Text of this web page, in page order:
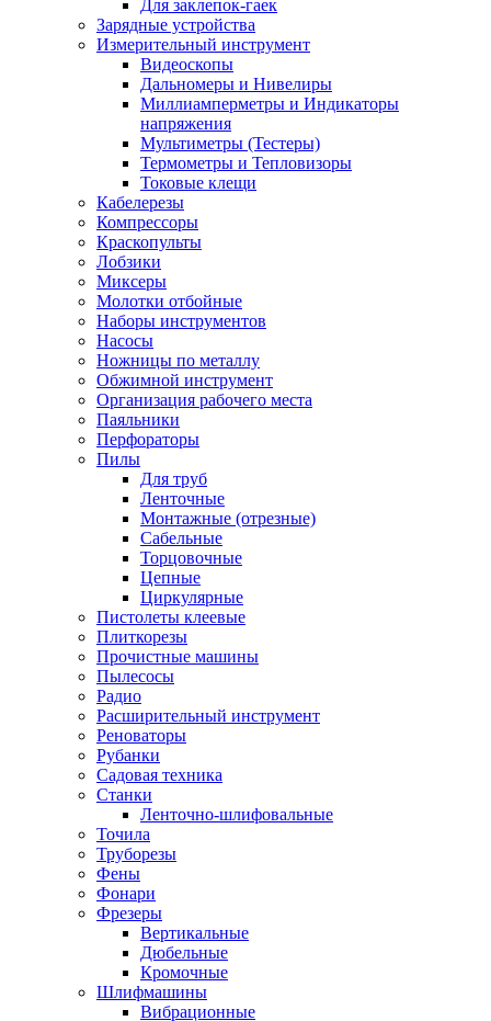
Для заклепок-гаек
Зарядные устройства
Измерительный инструмент
Видеоскопы
Дальномеры и Нивелиры
Миллиамперметры и Индикаторы
напряжения
Мультиметры (Тестеры)
Термометры и Тепловизоры
Токовые клещи
Кабелерезы
Компрессоры
Краскопульты
Лобзики
Миксеры
Молотки отбойные
Наборы инструментов
Насосы
Ножницы по металлу
Обжимной инструмент
Организация рабочего места
Паяльники
Перфораторы
Пилы
Для труб
Ленточные
Монтажные (отрезные)
Сабельные
Торцовочные
Цепные
Циркулярные
Пистолеты клеевые
Плиткорезы
Прочистные машины
Пылесосы
Радио
Расширительный инструмент
Реноваторы
Рубанки
Садовая техника
Станки
Ленточно-шлифовальные
Точила
Труборезы
Фены
Фонари
Фрезеры
Вертикальные
Дюбельные
Кромочные
Шлифмашины
Вибрационные